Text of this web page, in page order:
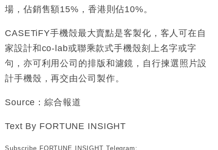
場，佔銷售額15%，香港則佔10%。
CASETiFY手機殻最大賣點是客製化，客人可在自
家設計和co-lab或聯乘款式手機殼刻上名字或字
句，亦可利用公司的排版和濾鏡，自行揀選照片設
計手機殼，再交由公司製作。
Source：綜合報道
Text By FORTUNE INSIGHT
Subscribe FORTUNE INSIGHT Telegram: